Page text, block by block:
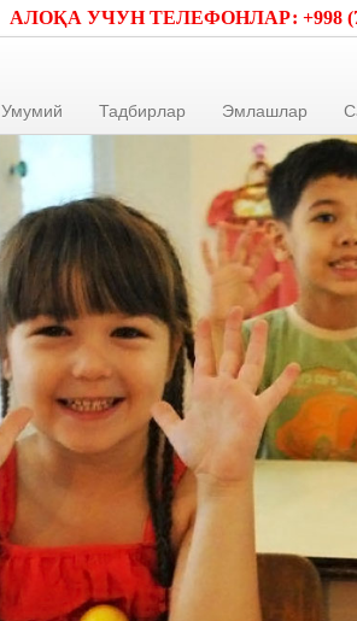
АЛОҚА УЧУН ТЕЛЕФОНЛАР: +998 (71)
Умумий Тадбирлар Эмлашлар